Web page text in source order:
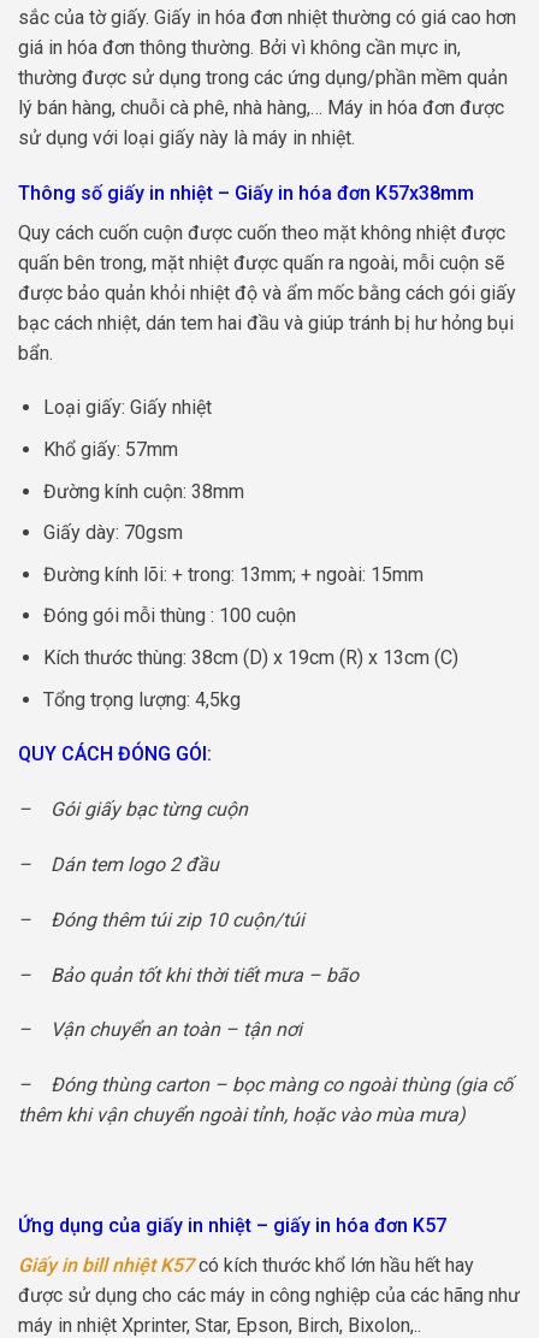
sắc của tờ giấy. Giấy in hóa đơn nhiệt thường có giá cao hơn
giá in hóa đơn thông thường. Bởi vì không cần mực in,
thường được sử dụng trong các ứng dụng/phần mềm quản
lý bán hàng, chuỗi cà phê, nhà hàng,… Máy in hóa đơn được
sử dụng với loại giấy này là máy in nhiệt.
Thông số giấy in nhiệt – Giấy in hóa đơn K57x38mm
Quy cách cuốn cuộn được cuốn theo mặt không nhiệt được
quấn bên trong, mặt nhiệt được quấn ra ngoài, mỗi cuộn sẽ
được bảo quản khỏi nhiệt độ và ẩm mốc bằng cách gói giấy
bạc cách nhiệt, dán tem hai đầu và giúp tránh bị hư hỏng bụi
bẩn.
Loại giấy: Giấy nhiệt
Khổ giấy: 57mm
Đường kính cuộn: 38mm
Giấy dày: 70gsm
Đường kính lõi: + trong: 13mm; + ngoài: 15mm
Đóng gói mỗi thùng : 100 cuộn
Kích thước thùng: 38cm (D) x 19cm (R) x 13cm (C)
Tổng trọng lượng: 4,5kg
QUY CÁCH ĐÓNG GÓI:
– Gói giấy bạc từng cuộn
– Dán tem logo 2 đầu
– Đóng thêm túi zip 10 cuộn/túi
– Bảo quản tốt khi thời tiết mưa – bão
– Vận chuyển an toàn – tận nơi
– Đóng thùng carton – bọc màng co ngoài thùng (gia cố
thêm khi vận chuyển ngoài tỉnh, hoặc vào mùa mưa)
Ứng dụng của giấy in nhiệt – giấy in hóa đơn K57
Giấy in bill nhiệt K57 có kích thước khổ lớn hầu hết hay
được sử dụng cho các máy in công nghiệp của các hãng như
máy in nhiệt Xprinter, Star, Epson, Birch, Bixolon,..